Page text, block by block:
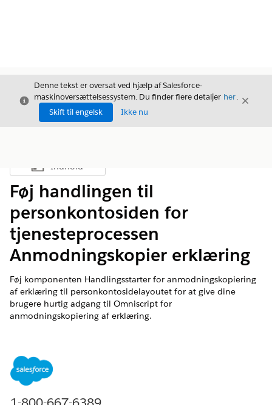
Luk
Denne tekst er oversat ved hjælp af Salesforce-
maskinoversættelsessystem. Du finder flere detaljer her.
Skift til engelsk
Ikke nu
Luk
Vis indholdsfortegnelse
Indhold
Føj handlingen til
personkontosiden for
tjenesteprocessen
Anmodningskopier erklæring
Føj komponenten Handlingsstarter for anmodningskopiering
af erklæring til personkontosidelayoutet for at give dine
brugere hurtig adgang til Omniscript for
anmodningskopiering af erklæring.
Hvis du vil opsætte